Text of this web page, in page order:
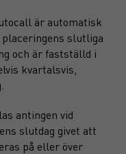
är automatisk
slutliga
och är fastställd i
kvartalsvis,
antingen vid
slutdag givet att
på eller över